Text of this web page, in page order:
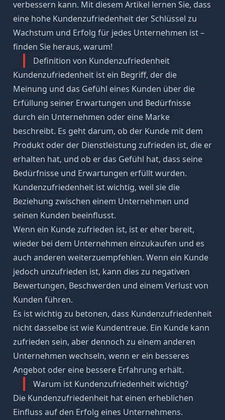
verbessern kann. Mit diesem Artikel lernen Sie, dass
eine hohe Kundenzufriedenheit der Schlüssel zu
Wachstum und Erfolg für jedes Unternehmen ist –
finden Sie heraus, warum!
Definition von Kundenzufriedenheit
Kundenzufriedenheit ist ein Begriff, der die
Meinung und das Gefühl eines Kunden über die
Erfüllung seiner Erwartungen und Bedürfnisse
durch ein Unternehmen oder eine Marke
beschreibt. Es geht darum, ob der Kunde mit dem
Produkt oder der Dienstleistung zufrieden ist, die er
erhalten hat, und ob er das Gefühl hat, dass seine
Bedürfnisse und Erwartungen erfüllt wurden.
Kundenzufriedenheit ist wichtig, weil sie die
Beziehung zwischen einem Unternehmen und
seinen Kunden beeinflusst.
Wenn ein Kunde zufrieden ist, ist er eher bereit,
wieder bei dem Unternehmen einzukaufen und es
auch anderen weiterzuempfehlen. Wenn ein Kunde
jedoch unzufrieden ist, kann dies zu negativen
Bewertungen, Beschwerden und einem Verlust von
Kunden führen.
Es ist wichtig zu betonen, dass Kundenzufriedenheit
nicht dasselbe ist wie Kundentreue. Ein Kunde kann
zufrieden sein, aber dennoch zu einem anderen
Unternehmen wechseln, wenn er ein besseres
Angebot oder eine bessere Erfahrung erhält.
Warum ist Kundenzufriedenheit wichtig?
Die Kundenzufriedenheit hat einen erheblichen
Einfluss auf den Erfolg eines Unternehmens.